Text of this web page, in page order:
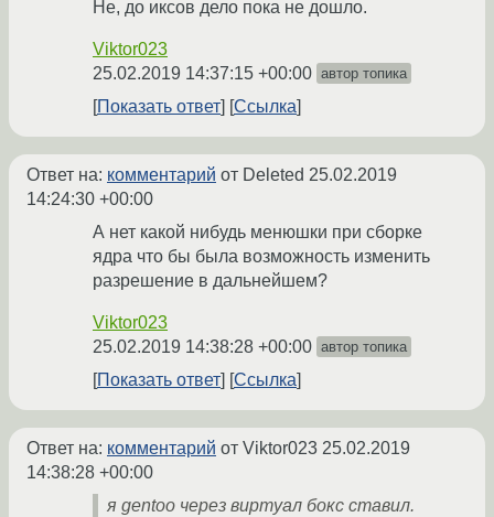
Не, до иксов дело пока не дошло.
Viktor023
25.02.2019 14:37:15 +00:00 автор топика
Показать ответ Ссылка
Ответ на: комментарий от Deleted 25.02.2019
14:24:30 +00:00
А нет какой нибудь менюшки при сборке
ядра что бы была возможность изменить
разрешение в дальнейшем?
Viktor023
25.02.2019 14:38:28 +00:00 автор топика
Показать ответ Ссылка
Ответ на: комментарий от Viktor023 25.02.2019
14:38:28 +00:00
я gentoo через виртуал бокс ставил.